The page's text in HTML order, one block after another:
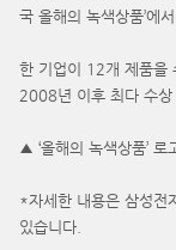
국 올해의 녹색상품’에
한 기업이 12개 제품을
2008년 이후 최다 수상
▲ ‘올해의 녹색상품’ 로
*자세한 내용은 삼성전
있습니다.